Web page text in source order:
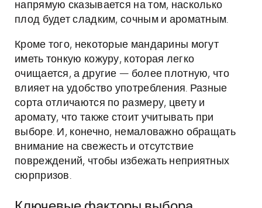
напрямую сказывается на том, насколько
плод будет сладким, сочным и ароматным.
Кроме того, некоторые мандарины могут
иметь тонкую кожуру, которая легко
очищается, а другие — более плотную, что
влияет на удобство употребления. Разные
сорта отличаются по размеру, цвету и
аромату, что также стоит учитывать при
выборе. И, конечно, немаловажно обращать
внимание на свежесть и отсутствие
повреждений, чтобы избежать неприятных
сюрпризов.